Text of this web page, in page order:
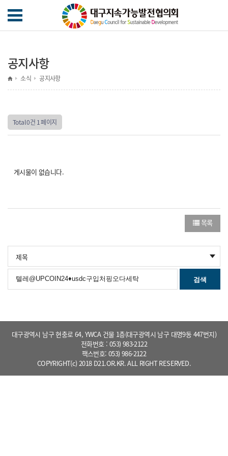
공지사항
소식 공지사항
Total 0건 1 페이지
게시물이 없습니다.
목록
검색
대구광역시 남구 현충로 64, YWCA 건물 1층(대구광역시 남구 대명9동 447번지)
전화번호 : 053) 983-2122
팩스번호: 053) 986-2122
COPYRIGHT(c) 2018 D21.OR.KR. ALL RIGHT RESERVED.